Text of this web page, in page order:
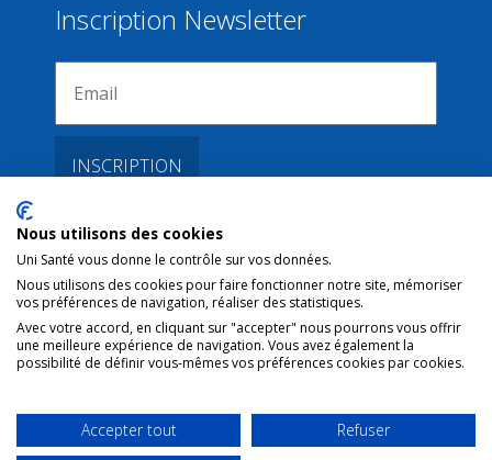
Inscription Newsletter
Liens
Conditions d’utilisation
Contact NL
Mentions Légales
Nous utilisons des cookies
Uni Santé vous donne le contrôle sur vos données.
Nous utilisons des cookies pour faire fonctionner notre site, mémoriser
vos préférences de navigation, réaliser des statistiques.
Avec votre accord, en cliquant sur "accepter" nous pourrons vous offrir
une meilleure expérience de navigation. Vous avez également la
possibilité de définir vous-mêmes vos préférences cookies par cookies.
Accepter tout Refuser